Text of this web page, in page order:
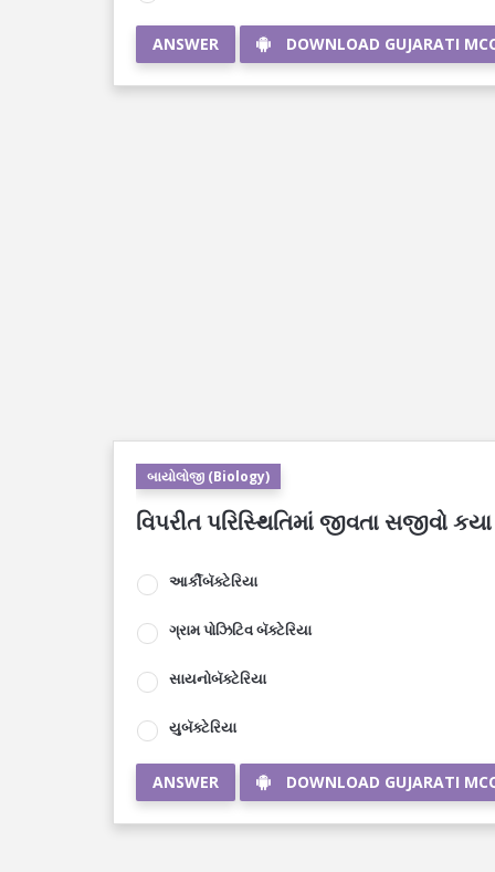
ANSWER DOWNLOAD GUJARATI
બાયોલોજી (Biology)
વિપરીત પરિસ્થિતિમાં જીવતા સજીવો
આર્કીબૅક્ટેરિયા
ગ્રામ પોઝિટિવ બૅક્ટેરિયા
સાયનોબૅક્ટેરિયા
યુબૅક્ટેરિયા
ANSWER DOWNLOAD GUJARATI